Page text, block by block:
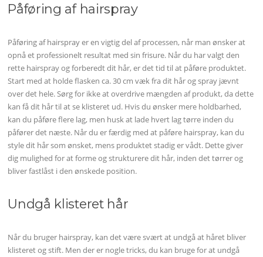
Påføring af hairspray
Påføring af hairspray er en vigtig del af processen, når man ønsker at
opnå et professionelt resultat med sin frisure. Når du har valgt den
rette hairspray og forberedt dit hår, er det tid til at påføre produktet.
Start med at holde flasken ca. 30 cm væk fra dit hår og spray jævnt
over det hele. Sørg for ikke at overdrive mængden af produkt, da dette
kan få dit hår til at se klisteret ud. Hvis du ønsker mere holdbarhed,
kan du påføre flere lag, men husk at lade hvert lag tørre inden du
påfører det næste. Når du er færdig med at påføre hairspray, kan du
style dit hår som ønsket, mens produktet stadig er vådt. Dette giver
dig mulighed for at forme og strukturere dit hår, inden det tørrer og
bliver fastlåst i den ønskede position.
Undgå klisteret hår
Når du bruger hairspray, kan det være svært at undgå at håret bliver
klisteret og stift. Men der er nogle tricks, du kan bruge for at undgå